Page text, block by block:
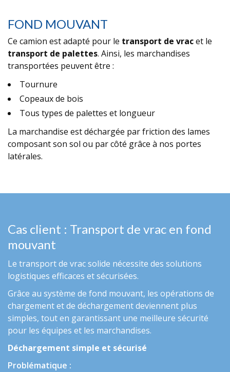
FOND MOUVANT
Ce camion est adapté pour le transport de vracet le
transport de palettes. Ainsi, les marchandises
transportées peuvent être :
Tournure
Copeaux de bois
Tous types de palettes et longueur
La marchandise est déchargée par friction des lames
composant son sol ou par côté grâce à nos portes
latérales.
Cas client : Transport de vrac en fond
mouvant
Le transport de vrac solide nécessite des solutions
logistiques efficaces et sécurisées.
Grâce au système de fond mouvant, les opérations de
chargement et de déchargement deviennent plus
simples, tout en garantissant une meilleure sécurité
pour les équipes et les marchandises.
Déchargement simple et sécurisé
Problématique :